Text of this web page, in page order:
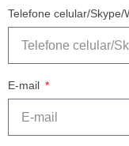
Telefone celular/Skype/
E-mail